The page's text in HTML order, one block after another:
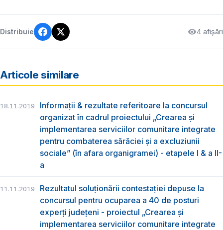
Distribuie 4 afișări
Articole similare
18.11.2019
Informații & rezultate referitoare la concursul
organizat în cadrul proiectului „Crearea și
implementarea serviciilor comunitare integrate
pentru combaterea sărăciei și a excluziunii
sociale” (în afara organigramei) - etapele I & a II-
a
11.11.2019
Rezultatul soluționării contestației depuse la
concursul pentru ocuparea a 40 de posturi
experți județeni - proiectul „Crearea și
implementarea serviciilor comunitare integrate